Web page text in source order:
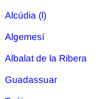
Alcúdia (l)
Algemesí
Albalat de la Ribera
Guadassuar